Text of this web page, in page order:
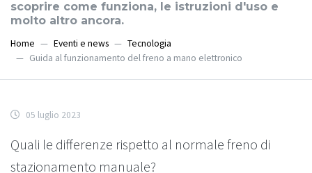
scoprire come funziona, le istruzioni d'uso e
molto altro ancora.
Home Eventi e news
Tecnologia
Guida al funzionamento del freno a mano elettronico
05 luglio 2023
Quali le differenze rispetto al normale freno di
stazionamento manuale?